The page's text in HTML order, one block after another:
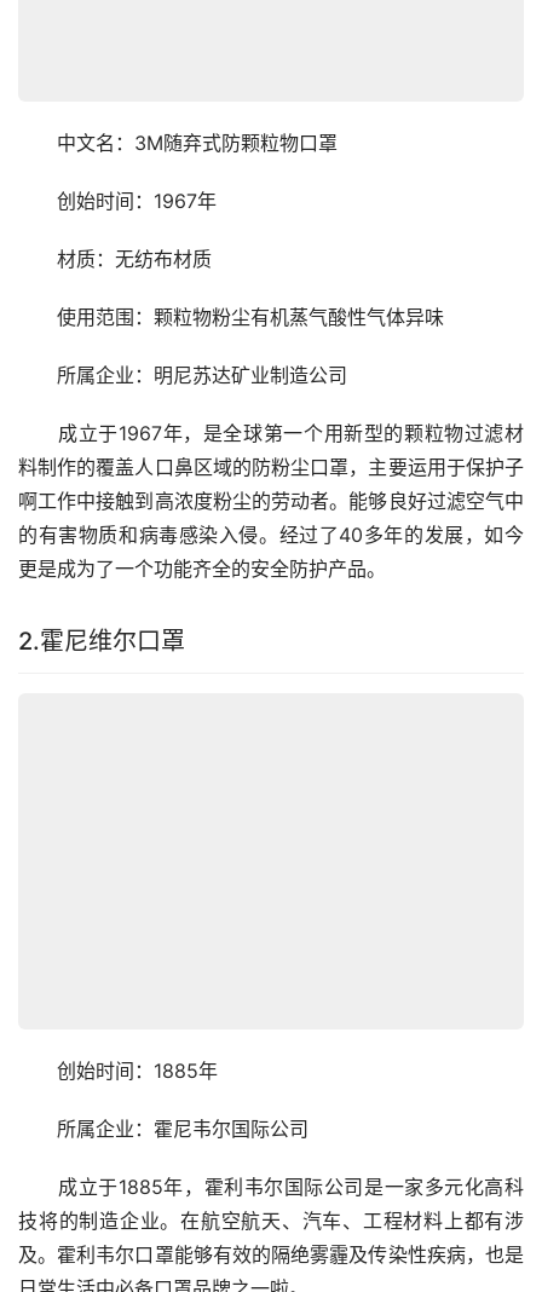
中文名：3M随弃式防颗粒物口罩
创始时间：1967年
材质：无纺布材质
使用范围：颗粒物粉尘有机蒸气酸性气体异味
所属企业：明尼苏达矿业制造公司
成立于1967年，是全球第一个用新型的颗粒物过滤材
料制作的覆盖人口鼻区域的防粉尘口罩，主要运用于保护子
啊工作中接触到高浓度粉尘的劳动者。能够良好过滤空气中
的有害物质和病毒感染入侵。经过了40多年的发展，如今
更是成为了一个功能齐全的安全防护产品。
2.霍尼维尔口罩
创始时间：1885年
所属企业：霍尼韦尔国际公司
成立于1885年，霍利韦尔国际公司是一家多元化高科
技将的制造企业。在航空航天、汽车、工程材料上都有涉
及。霍利韦尔口罩能够有效的隔绝雾霾及传染性疾病，也是